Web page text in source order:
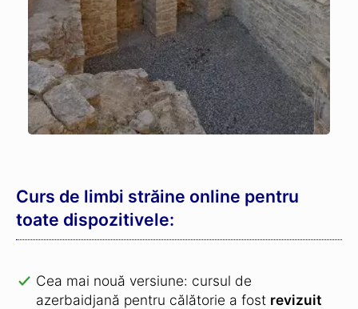
Curs de limbi străine online pentru
toate dispozitivele:
Cea mai nouă versiune: cursul de
azerbaidjană pentru călătorie a fost revizuit